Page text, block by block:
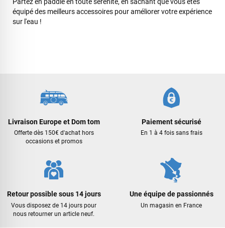
équipé des meilleurs accessoires pour améliorer votre expérience
sur l'eau !
Livraison Europe et Dom tom
Offerte dès 150€ d'achat hors
occasions et promos
Paiement sécurisé
En 1 à 4 fois sans frais
Retour possible sous 14 jours
Vous disposez de 14 jours pour
nous retourner un article neuf.
Une équipe de passionnés
Un magasin en France